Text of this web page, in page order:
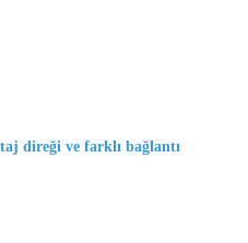
direği ve farklı bağlantı